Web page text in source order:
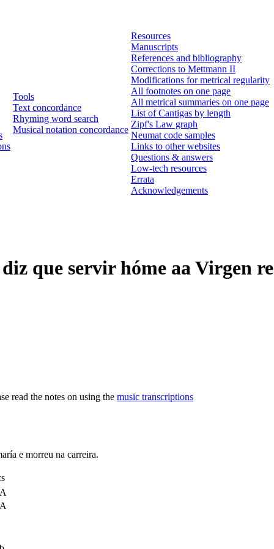
Tools
Text concordance
Rhyming word search
Musical notation concordance
Resources
Manuscripts
References and bibliography
Corrections to Mettmann II
Modifications for metrical regularity
All footnotes on one page
All metrical summaries on one page
List of Cantigas by length
Zipf's Law graph
Neumat code samples
Links to other websites
Questions & answers
Low-tech resources
Errata
Acknowledgements
que servir hóme aa Virgen
read the notes on using the music transcriptions
e morreu na carreira.